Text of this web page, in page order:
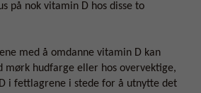
på nok vitamin D hos disse to
med å omdanne vitamin D kan
mørk hudfarge eller hos overvektige,
i fettlagrene i stede for å utnytte det